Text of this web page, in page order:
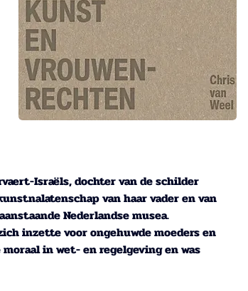
Israëls, dochter van de schilder
van haar vader en van
Nederlandse musea.
inzette voor ongehuwde moeders en
in wet- en regelgeving en was